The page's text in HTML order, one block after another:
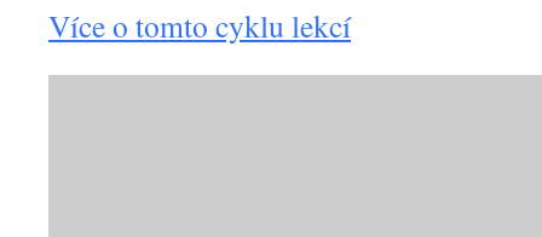
Více o tomto cyklu lekcí